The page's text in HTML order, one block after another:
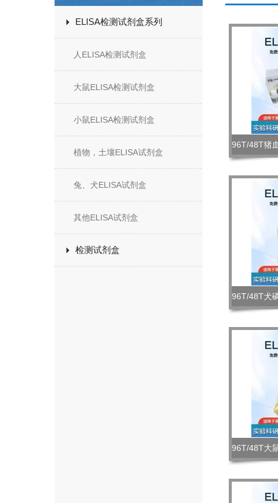
ELISA检测试剂盒系列
人ELISA检测试剂盒
大鼠ELISA检测试剂盒
小鼠ELISA检测试剂盒
植物，土壤ELISA试剂盒
兔、犬ELISA试剂盒
其他ELISA试剂盒
检测试剂盒